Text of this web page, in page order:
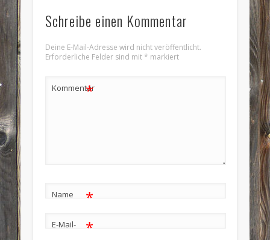
Schreibe einen Kommentar
Deine E-Mail-Adresse wird nicht veröffentlicht.
Erforderliche Felder sind mit* markiert
Kommentar
*
Name *
E-Mail-
*